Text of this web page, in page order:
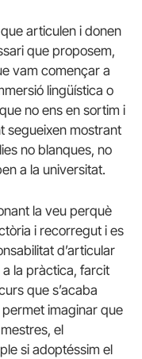
articulen i donen
que proposem,
vam començar a
lingüística o
no ens en sortim i
segueixen mostrant
no blanques, no
a la universitat.
la veu perquè
i recorregut i es
d’articular
la pràctica, farcit
que s’acaba
imaginar que
el
si adoptéssim el